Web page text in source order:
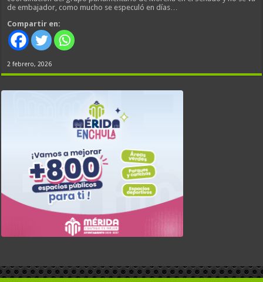
de embajador, como mucho se especuló en días…
Compartir en:
2 febrero, 2026